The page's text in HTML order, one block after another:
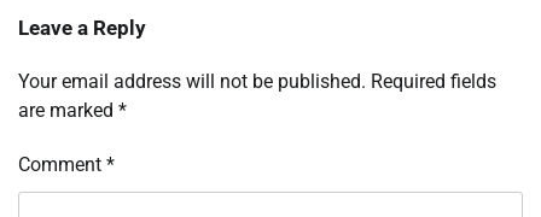
Leave a Reply
Your email address will not be published. Required fields
are marked *
Comment *